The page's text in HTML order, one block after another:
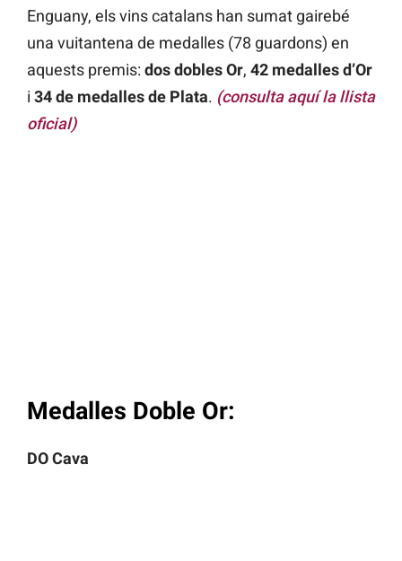
Enguany, els vins catalans han sumat gairebé
una vuitantena de medalles (78 guardons) en
aquests premis: dos dobles Or, 42 medalles d’Or
i 34 de medallesde Plata. (consulta aquí la llista
oficial)
Medalles Doble Or:
DO Cava